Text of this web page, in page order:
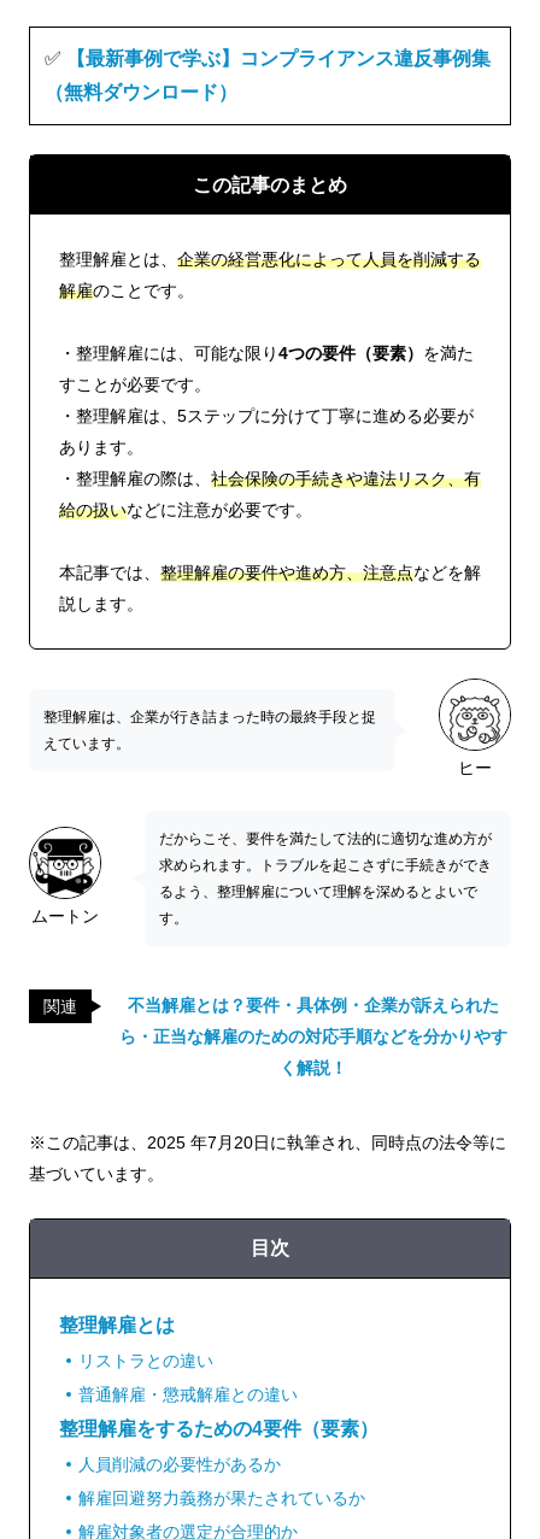
a
c
b
o
k
✅
【最新事例で学ぶ】コンプライアンス違反事例集
（無料ダウンロード）
この記事のまとめ
整理解雇とは、 企業の経営悪化によって人員を削減する
解雇のことです。
・整理解雇には、可能な限り4つの要件（要素） を満た
すことが必要です。
・整理解雇は、5ステップに分けて丁寧に進める必要が
あります。
・整理解雇の際は、 社会保険の手続きや違法リスク、有
給の扱いなどに注意が必要です。
本記事では、 整理解雇の要件や進め方、注意点などを解
説します。
ヒー
整理解雇は、企業が行き詰まった時の最終手段と捉
えています。
ムートン
だからこそ、要件を満たして法的に適切な進め方が
求められます。トラブルを起こさずに手続きができ
るよう、整理解雇について理解を深めるとよいで
す。
関連
不当解雇とは？要件・具体例・企業が訴えられた
ら・正当な解雇のための対応手順などを分かりやす
く解説！
※この記事は、2025 年7月20日に執筆され、同時点の法令等に
基づいています。
目次
整理解雇とは
リストラとの違い
普通解雇・懲戒解雇との違い
整理解雇をするための4要件（要素）
人員削減の必要性があるか
解雇回避努力義務が果たされているか
解雇対象者の選定が合理的か